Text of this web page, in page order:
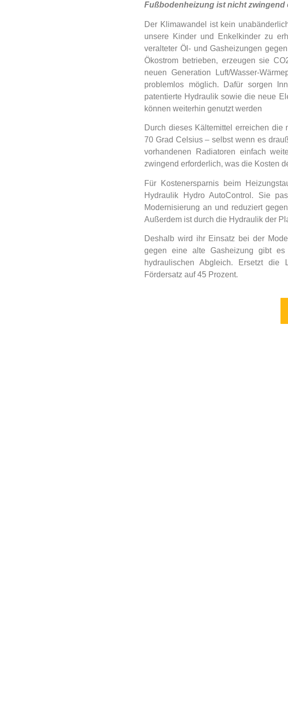
Fußbodenheizung ist nicht zwingend
Der Klimawandel ist kein
unsere Kinder und Enkelkinder zu
veralteter Öl- und Gasheizungen
Ökostrom betrieben, erzeugen sie
neuen Generation Luft/Wasser-
problemlos möglich. Dafür sorgen
patentierte Hydraulik sowie die neue
können weiterhin genutzt werden
Durch dieses Kältemittel erreichen die
70 Grad Celsius – selbst wenn es
vorhandenen Radiatoren einfach
zwingend erforderlich, was die Kosten
Für Kostenersparnis beim
Hydraulik Hydro AutoControl. Sie
Modernisierung an und reduziert
Außerdem ist durch die Hydraulik der
Deshalb wird ihr Einsatz bei der
gegen eine alte Gasheizung gibt
hydraulischen Abgleich. Ersetzt die
Fördersatz auf 45 Prozent.